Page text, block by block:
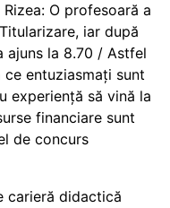
O profesoară a
iar după
ajuns la 8.70 / Astfel
entuziasmați sunt
experiență să vină la
financiare sunt
de concurs
carieră didactică